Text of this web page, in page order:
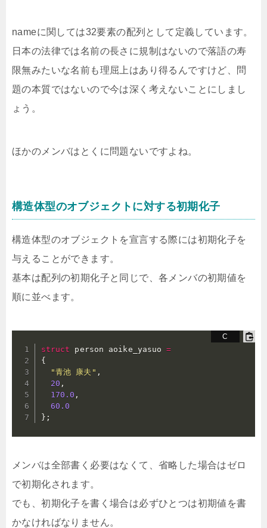
nameに関しては32要素の配列として定義しています。
日本の法律では名前の長さに規制はないので落語の寿
限無みたいな名前も理屈上はあり得るんですけど、問
題の本質ではないので今は深く考えないことにしまし
ょう。
ほかのメンバはとくに問題ないですよね。
構造体型のオブジェクトに対する初期化子
構造体型のオブジェクトを宣言する際には初期化子を
与えることができます。
基本は配列の初期化子と同じで、各メンバの初期値を
順に並べます。
struct person aoike_yasuo =
{
"青池 康夫" ,
20 ,
170.0 ,
60.0
} ;
メンバは全部書く必要はなくて、省略した場合はゼロ
で初期化されます。
でも、初期化子を書く場合は必ずひとつは初期値を書
かなければなりません。